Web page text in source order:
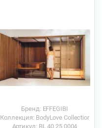
Бренд: EFFEGIBI
Коллекция: BodyLove Collection
Артикул: BL 40 25 0004